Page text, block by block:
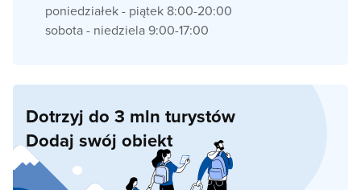
poniedziałek - piątek 8:00-20:00
sobota - niedziela 9:00-17:00
Dotrzyj do 3 mln turystów
Dodaj swój obiekt